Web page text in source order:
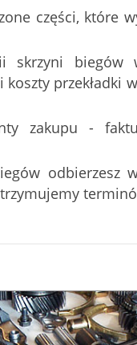
części, które
skrzyni biegów
koszty przekładki
zakupu -
odbierzesz